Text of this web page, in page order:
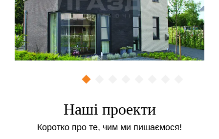
Наші проекти
Коротко про те, чим ми пишаємося!